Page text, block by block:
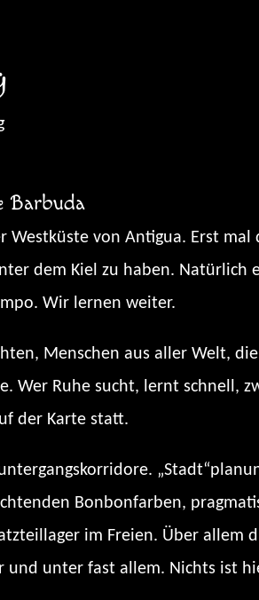
Barbuda
von Antigua. Erst mal
dem Kiel zu haben. Natürlich
Wir lernen weiter.
Menschen aus aller Welt,
Wer Ruhe sucht, lernt schnell,
der Karte statt.
Bonbonfarben,
im Freien. Über allem
und unter fast allem. Nichts ist